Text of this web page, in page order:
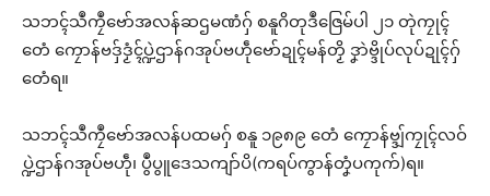
သဘၚ်သဳကၠဳဗော်အလန်ဆဌမဏံဂှ် စနူဂိတုဒဳဇြေမ်ပါ ၂၁ တုဲကၠုၚ်
တေံ ကၠောန်ဗဒှ်ဒၟံၚ်ပ္ဍဲဌာန်ဂအုပ်ဗဟဵုဗော်ဍုၚ်မန်တၟိ ဒၞာဲဗ္ဒိုပ်လုပ်ဍုၚ်ဂှ်
တေံရ။
သဘၚ်သဳကၠဳဗော်အလန်ပထမဂှ် စနူ ၁၉၈၉ တေံ ကၠောန်ဗ္ဒျ်ကၠုၚ်လဝ်
ပ္ဍဲဌာန်ဂအုပ်ဗဟဵု၊ ပွဳပွူဒေသကျာ်ပိ(ကရပ်ကွာန်တၞံပကုက်)ရ။